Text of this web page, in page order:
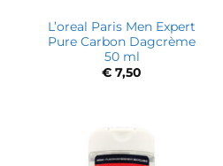
L’oreal Paris Men Expert
Pure Carbon Dagcrème
50 ml
€ 7,50